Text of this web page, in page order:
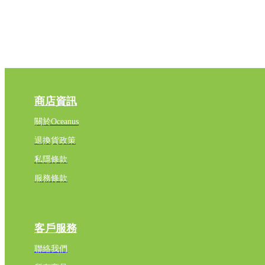
商店資訊
關於Oceanus
退換貨政策
私隱條款
服務條款
客戶服務
聯絡我們